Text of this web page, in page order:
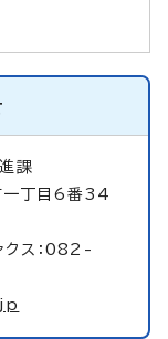
課
丁目6番34
ス：082-